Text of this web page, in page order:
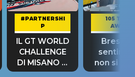
#PARTNERSHI
P
IL GT WORLD
CHALLENGE
DI MISANO si
riconferma
105 TAKE
AWAY
Bresh:
non si
fino alla